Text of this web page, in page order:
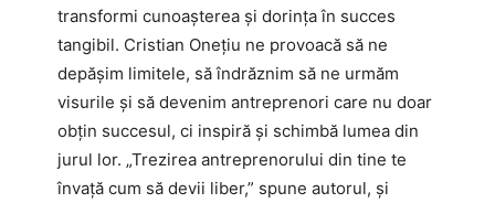
transformi cunoașterea și dorința în succes
tangibil. Cristian Onețiu ne provoacă să ne
depășim limitele, să îndrăznim să ne urmăm
visurile și să devenim antreprenori care nu doar
obțin succesul, ci inspiră și schimbă lumea din
jurul lor. „Trezirea antreprenorului din tine te
învață cum să devii liber,” spune autorul, și